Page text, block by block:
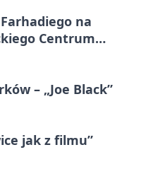
na
Centrum
– „Joe Black”
jak z filmu”